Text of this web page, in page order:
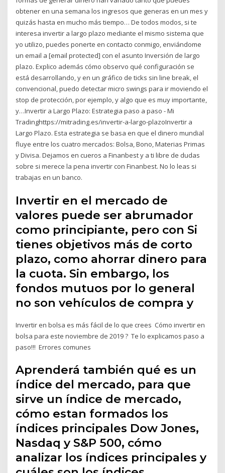
obtener en una semana los ingresos que generas en un mes y
quizás hasta en mucho más tiempo… De todos modos, si te
interesa invertir a largo plazo mediante el mismo sistema que
yo utilizo, puedes ponerte en contacto conmigo, enviándome
un email a [email protected] con el asunto Inversión de largo
plazo. Explico además cómo observo qué configuración se
está desarrollando, y en un gráfico de ticks sin line break, el
convencional, puedo detectar micro swings para ir moviendo el
stop de protección, por ejemplo, y algo que es muy importante,
y…Invertir a Largo Plazo: Estrategia paso a paso - Mi
Tradinghttps://mitrading.es/invertir-a-largo-plazoInvertir a
Largo Plazo. Esta estrategia se basa en que el dinero mundial
fluye entre los cuatro mercados: Bolsa, Bono, Materias Primas
y Divisa. Dejamos en cueros a Finanbest y a ti libre de dudas
sobre si merece la pena invertir con Finanbest. No lo leas si
trabajas en un banco.
Invertir en el mercado de
valores puede ser abrumador
como principiante, pero con Si
tienes objetivos más de corto
plazo, como ahorrar dinero para
la cuota. Sin embargo, los
fondos mutuos por lo general
no son vehículos de compra y
Invertir en bolsa es más fácil de lo que crees ️ Cómo invertir en
bolsa para este noviembre de 2019 ? ️ Te lo explicamos paso a
paso!!! ️ Errores comunes
Aprenderá también qué es un
índice del mercado, para que
sirve un índice de mercado,
cómo estan formados los
índices principales Dow Jones,
Nasdaq y S&P 500, cómo
analizar los índices principales y